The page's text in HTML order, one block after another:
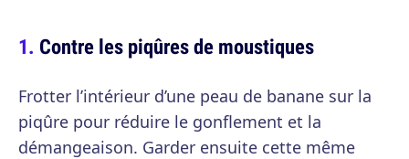
Contre les piqûres de moustiques
Frotter l’intérieur d’une peau de banane sur la
piqûre pour réduire le gonflement et la
démangeaison. Garder ensuite cette même